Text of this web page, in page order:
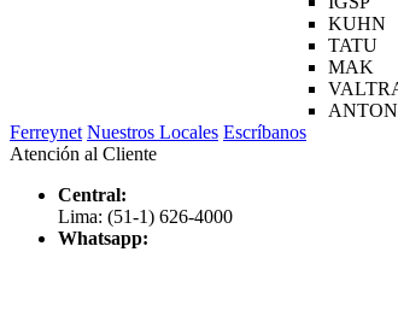
KUHN
TATU
MAK
Ferreynet Nuestros Locales Escríbanos
Atención al Cliente
Central:
Lima: (51-1) 626-4000
Whatsapp: